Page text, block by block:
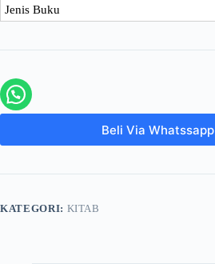
Jenis Buku
Beli Via Whatssapp
KATEGORI: KITAB